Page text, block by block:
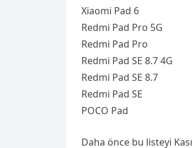
Xiaomi Pad 6
Redmi Pad Pro 5G
Redmi Pad Pro
Redmi Pad SE 8.7 4G
Redmi Pad SE 8.7
Redmi Pad SE
POCO Pad
Daha önce bu listeyi